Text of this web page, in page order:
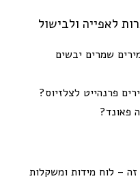
לאפייה ולבישול
שמרים יבשים
פרנהייט לצלזיוס?
פאונד?
– לוח מידות ומשקלות